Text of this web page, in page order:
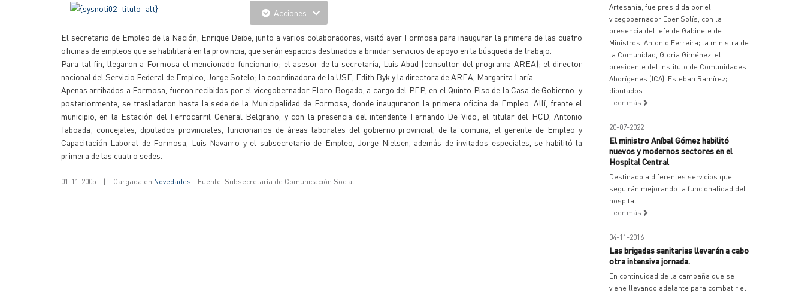
Acciones
El secretario de Empleo de la Nación, Enrique Deibe, junto a varios colaboradores, visitó ayer Formosa para inaugurar la primera de las cuatro
oficinas de empleos que se habilitará en la provincia, que serán espacios destinados a brindar servicios de apoyo en la búsqueda de trabajo.
Para tal fin, llegaron a Formosa el mencionado funcionario; el asesor de la secretaría, Luis Abad (consultor del programa AREA); el director
nacional del Servicio Federal de Empleo, Jorge Sotelo; la coordinadora de la USE, Edith Byk y la directora de AREA, Margarita Laría.
Apenas arribados a Formosa, fueron recibidos por el vicegobernador Floro Bogado, a cargo del PEP, en el Quinto Piso de la Casa de Gobierno y
posteriormente, se trasladaron hasta la sede de la Municipalidad de Formosa, donde inauguraron la primera oficina de Empleo. Allí, frente el
municipio, en la Estación del Ferrocarril General Belgrano, y con la presencia del intendente Fernando De Vido; el titular del HCD, Antonio
Taboada; concejales, diputados provinciales, funcionarios de áreas laborales del gobierno provincial, de la comuna, el gerente de Empleo y
Capacitación Laboral de Formosa, Luis Navarro y el subsecretario de Empleo, Jorge Nielsen, además de invitados especiales, se habilitó la
primera de las cuatro sedes.
01-11-2005 | Cargada en Novedades - Fuente: Subsecretaría de Comunicación Social
Artesanía, fue presidida por el
vicegobernador Eber Solís, con la
presencia del jefe de Gabinete de
Ministros, Antonio Ferreira; la ministra de
la Comunidad, Gloria Giménez; el
presidente del Instituto de Comunidades
Aborígenes (ICA), Esteban Ramírez;
diputados
Leer más
20-07-2022
El ministro Aníbal Gómez habilitó
nuevos y modernos sectores en el
Hospital Central
Destinado a diferentes servicios que
seguirán mejorando la funcionalidad del
hospital.
Leer más
04-11-2016
Las brigadas sanitarias llevarán a cabo
otra intensiva jornada.
En continuidad de la campaña que se
viene llevando adelante para combatir el